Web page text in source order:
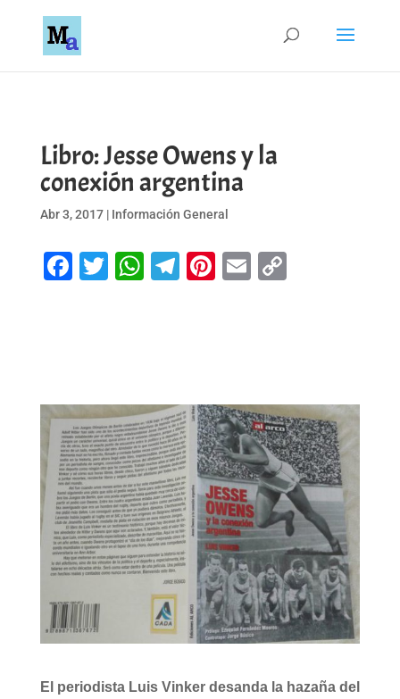
Libro: Jesse Owens y la
conexión argentina
Abr 3, 2017| Información General
Facebook
Twitter
WhatsApp
Telegram
Pinterest
EmailCopy
El periodista Luis Vinker desanda la hazaña del